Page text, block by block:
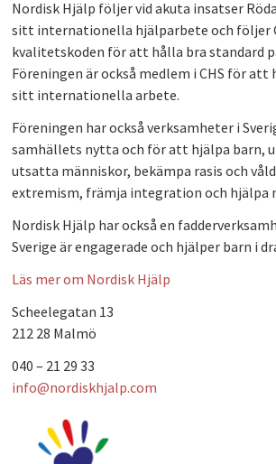
PLAY
Nordisk Hjälp följer vid akuta insatser
sitt internationella hjälparbete och följer
kvalitetskoden för att hålla bra standard
Föreningen är också medlem i CHS för att
sitt internationella arbete.
Föreningen har också verksamheter i
samhällets nytta och för att hjälpa barn,
utsatta människor, bekämpa rasis och
extremism, främja integration och hjälpa
Nordisk Hjälp har också en
Sverige är engagerade och hjälper barn i
Läs mer om Nordisk Hjälp
Scheelegatan 13
212 28 Malmö
040 – 21 29 33
info@nordiskhjalp.com
nordisk_hjalp.png